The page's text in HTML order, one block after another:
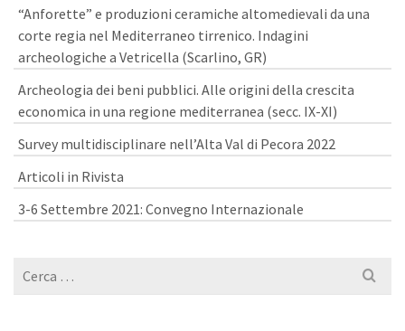
“Anforette” e produzioni ceramiche altomedievali da una
corte regia nel Mediterraneo tirrenico. Indagini
archeologiche a Vetricella (Scarlino, GR)
Archeologia dei beni pubblici. Alle origini della crescita
economica in una regione mediterranea (secc. IX-XI)
Survey multidisciplinare nell’Alta Val di Pecora 2022
Articoli in Rivista
3-6 Settembre 2021: Convegno Internazionale
Cerca